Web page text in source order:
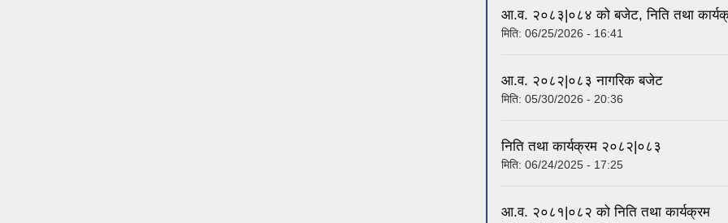
आ.व. २०८३|०८४ को बजेट, निति तथा
मिति: 06/25/2026 - 16:41
आ.व. २०८२|०८३ नागरिक बजेट
मिति: 05/30/2026 - 20:36
निति तथा कार्यक्रम २०८२|०८३
मिति: 06/24/2025 - 17:25
आ.व. २०८१|०८२ को निति तथा कार्यक्रम